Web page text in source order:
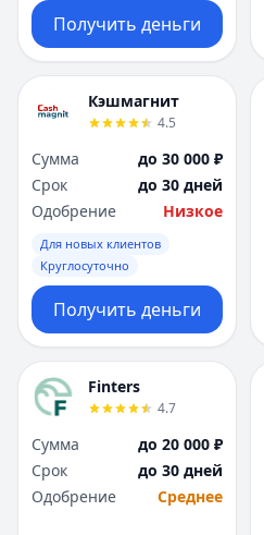
Получить деньги
Кэшмагнит
4.5
Сумма
до 30 000 ₽
Срок
до 30 дней
Одобрение
Низкое
Для новых клиентов
Круглосуточно
Получить деньги
Finters
4.7
Сумма
до 20 000 ₽
Срок
до 30 дней
Одобрение
Среднее